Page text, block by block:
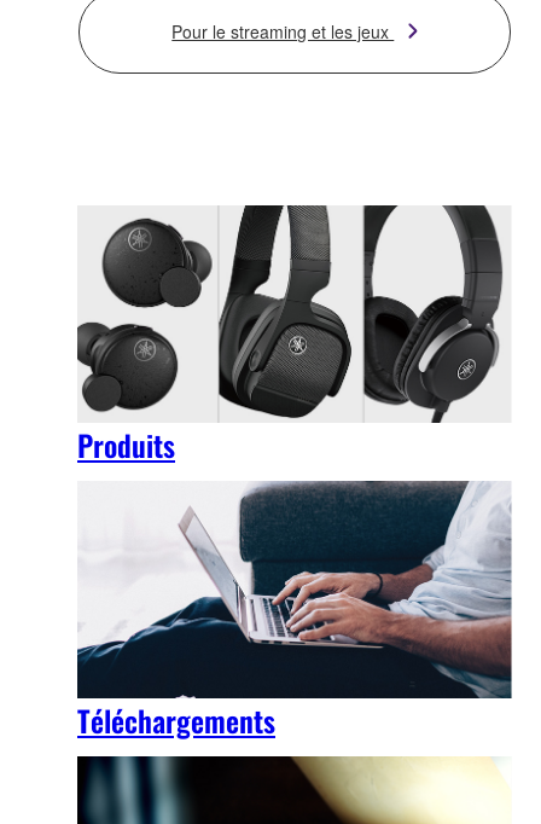
Pour le streaming et les jeux
Produits
Téléchargements